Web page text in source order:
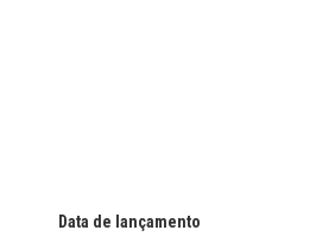
Data de lançamento